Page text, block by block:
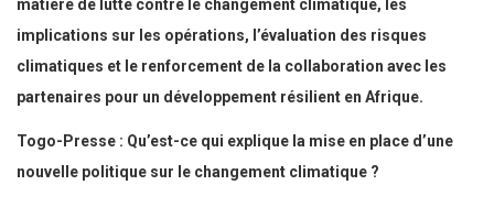
matière de lutte contre le changement climatique, les
implications sur les opérations, l’évaluation des risques
climatiques et le renforcement de la collaboration avec les
partenaires pour un développement résilient en Afrique.
Togo-Presse : Qu’est-ce qui explique la mise en place d’une
nouvelle politique sur le changement climatique ?